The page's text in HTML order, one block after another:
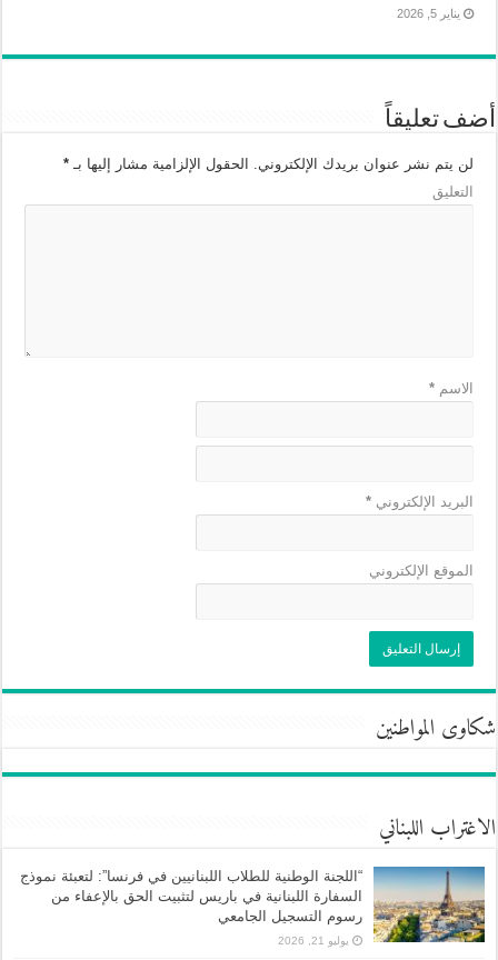
يناير 5, 2026
أضف تعليقاً
لن يتم نشر عنوان بريدك الإلكتروني. الحقول الإلزامية مشار إليها بـ*
التعليق
الاسم*
البريد الإلكتروني*
الموقع الإلكتروني
شكاوى المواطنين
الاغتراب اللبناني
“اللجنة الوطنية للطلاب اللبنانيين في فرنسا”: لتعبئة نموذج
السفارة اللبنانية في باريس لتثبيت الحق بالإعفاء من
رسوم التسجيل الجامعي
يوليو 21, 2026